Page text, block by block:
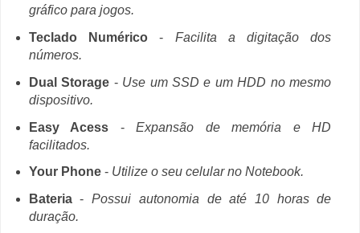
gráfico para jogos.
Teclado Numérico- Facilita a digitação dos
números.
Dual Storage - Use um SSD e um HDD no mesmo
dispositivo.
Easy Acess -Expansão de memória e HD
facilitados.
Your Phone- Utilize o seu celular no Notebook.
Bateria-Possui autonomia de até 10 horas de
duração.